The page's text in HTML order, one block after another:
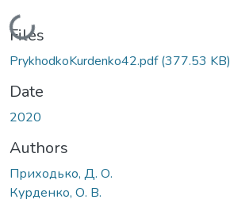
Loading...
Files
PrykhodkoKurdenko42.pdf(377.53 KB)
Date
2020
Authors
Приходько, Д. О.
Курденко, О. В.